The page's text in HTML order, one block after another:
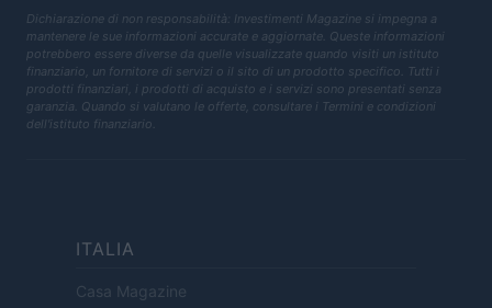
Dichiarazione di non responsabilità: Investimenti Magazine si impegna a
mantenere le sue informazioni accurate e aggiornate. Queste informazioni
potrebbero essere diverse da quelle visualizzate quando visiti un istituto
finanziario, un fornitore di servizi o il sito di un prodotto specifico. Tutti i
prodotti finanziari, i prodotti di acquisto e i servizi sono presentati senza
garanzia. Quando si valutano le offerte, consultare i Termini e condizioni
dell'istituto finanziario.
ITALIA
Casa Magazine